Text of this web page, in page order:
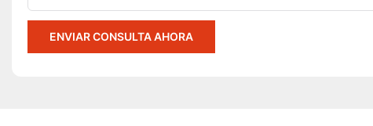
ENVIAR CONSULTA AHORA